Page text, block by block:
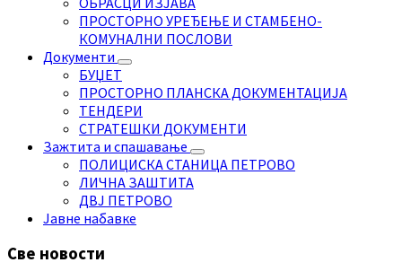
ПРОСТОРНО УРЕЂЕЊЕ И СТАМБЕНО-
КОМУНАЛНИ ПОСЛОВИ
Документи
БУЏЕТ
ПРОСТОРНО ПЛАНСКА ДОКУМЕНТАЦИЈА
ТЕНДЕРИ
СТРАТЕШКИ ДОКУМЕНТИ
Зажтита и спашавање
ПОЛИЦИСКА СТАНИЦА ПЕТРОВО
ЛИЧНА ЗАШТИТА
ДВЈ ПЕТРОВО
Јавне набавке
Све новости